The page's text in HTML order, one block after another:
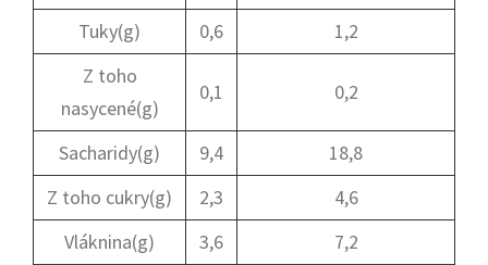
Tuky(g)
0,6
1,2
Z toho
nasycené(g)
0,1 0,2
Sacharidy(g) 9,4
18,8
Z toho cukry(g)
2,3
4,6
Vláknina(g)
3,6
7,2